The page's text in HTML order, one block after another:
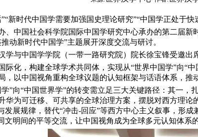
时代中国学需要加强国史理论研究”“中国学正处于
国社会科学院国际中国学研究中心承办的第二届新
动新时代中国学”主题展开深度交流与研讨。
与中国学学院（一带一路研究院）院长徐宝锋受邀出
，构建全球学术共同体，实现从“世界中国学”向“
以中国视角重构全球议题的认知框架与话语体系，推
“中国世界学”的转变需立足三大关键路径：其一，
华为可迁移、可共享的全球治理方案，摆脱对西方理
发展规律，替代“冲击-回应”等西方中心主义叙事，形
文明间的平等交流，让中国视角成为全球多元认知体系